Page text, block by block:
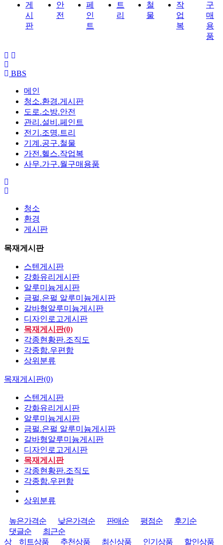
게
시
판
안
전
페
인
트
트
리
철
물
작
업
복
구
매
용
품
BBS
메인
청소.환경.게시판
도로.소방.안전
관리.설비.페인트
전기.조명.트리
기계.공구.철물
가전.헬스.작업복
사무.가구.월구매용품
청소
환경
게시판
목재게시판
스텐게시판
강화유리게시판
알루미늄게시판
금펄.은펄 알루미늄게시판
갈바형알루미늄게시판
디자인로고게시판
목재게시판(0)
각종현황판.조직도
각종함.우편함
상위분류
목재게시판(0)
스텐게시판
강화유리게시판
알루미늄게시판
금펄.은펄 알루미늄게시판
갈바형알루미늄게시판
디자인로고게시판
목재게시판
각종현황판.조직도
각종함.우편함
상위분류
높은가격순 낮은가격순 판매순 평점순
후기순
댓글순
최근순
히트상품
추천상품 최신상품 인기상품 할인상품
상